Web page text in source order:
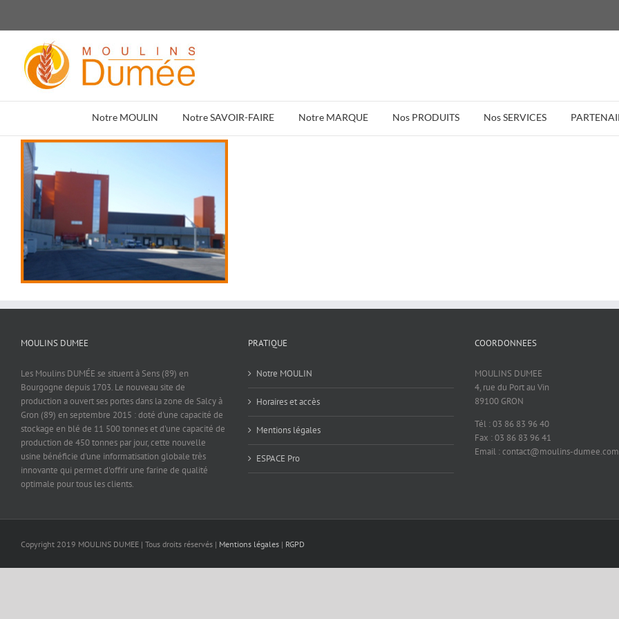
contenu
Notre MOULIN Notre SAVOIR-FAIRE Notre MARQUE Nos PRODUITS Nos SERVICES
MOULINS DUMEE
Les Moulins DUMÉE se situent à Sens (89) en
Bourgogne depuis 1703. Le nouveau site de
production a ouvert ses portes dans la zone de Salcy à
Gron (89) en septembre 2015 : doté d'une capacité de
stockage en blé de 11 500 tonnes et d'une capacité de
production de 450 tonnes par jour, cette nouvelle
usine bénéficie d'une informatisation globale très
innovante qui permet d'offrir une farine de qualité
optimale pour tous les clients.
PRATIQUE
Notre MOULIN
Horaires et accès
Mentions légales
ESPACE Pro
COORDONNEES
MOULINS DUMEE
4, rue du Port au Vin
89100 GRON
Tél : 03 86 83 96 40
Fax : 03 86 83 96 41
Email : contact@moulins-dumee.com
Copyright 2019 MOULINS DUMEE | Tous droits réservés | Mentions légales | RGPD